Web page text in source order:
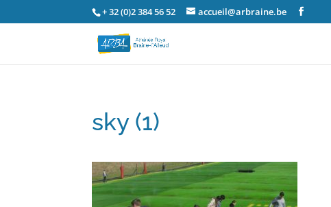
+ 32 (0)2 384 56 52 accueil@arbraine.be
sky (1)